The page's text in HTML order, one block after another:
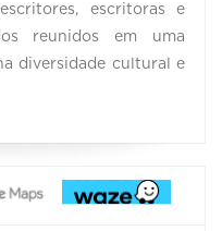
escritoras e
reunidos em uma
diversidade cultural e